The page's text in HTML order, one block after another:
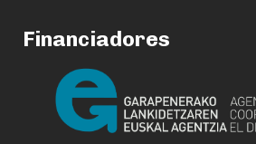
Financiadores